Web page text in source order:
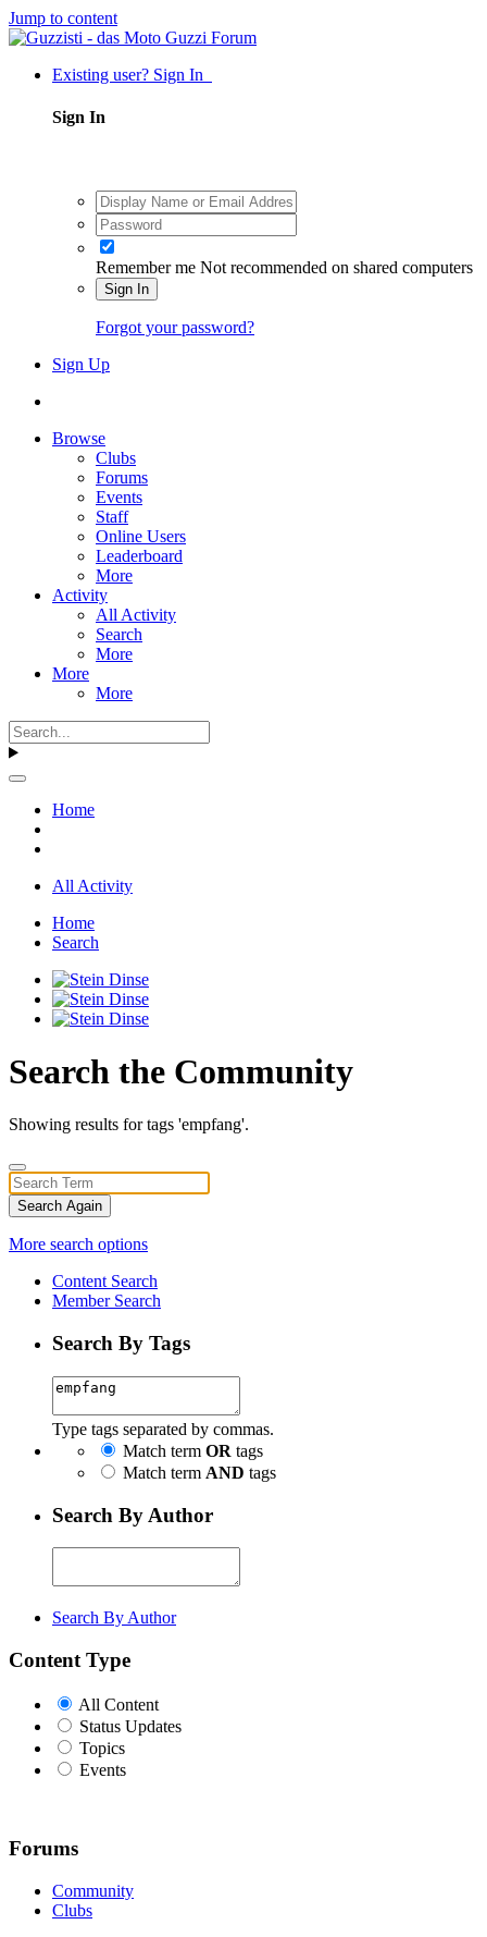
Jump to content
Existing user? Sign In
Sign In
Remember me Not recommended on shared computers
Sign In
Forgot your password?
Sign Up
Browse
Clubs
Forums
Events
Staff
Online Users
Leaderboard
More
Activity
All Activity
Search
More
More
More
Home
All Activity
Home
Search
Search the Community
Showing results for tags 'empfang'.
Search Again
More search options
Content Search
Member Search
Search By Tags
Type tags separated by commas.
Match term OR tags
Match term AND tags
Search By Author
Search By Author
Content Type
All Content
Status Updates
Topics
Events
Forums
Community
Clubs